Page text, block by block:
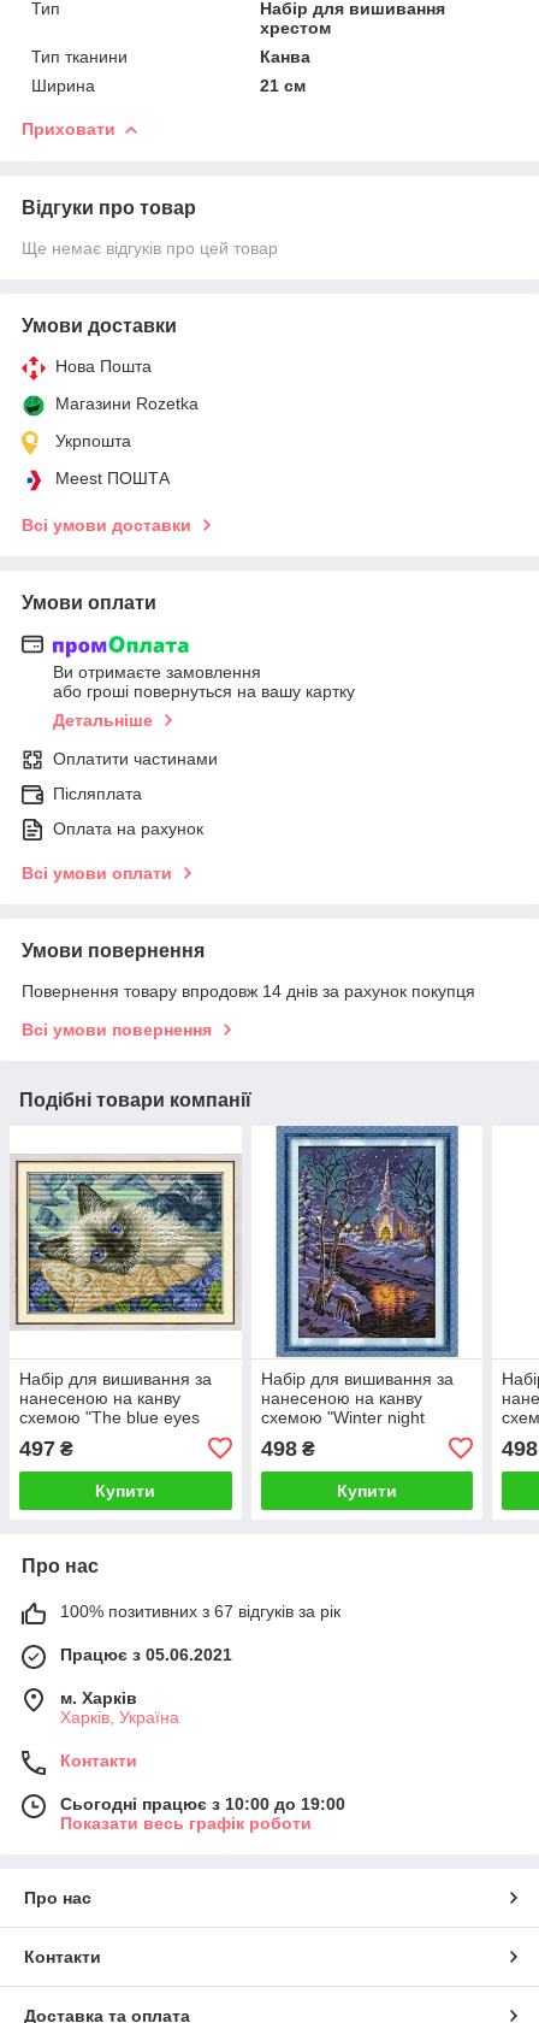
Тип
Набір для вишивання
хрестом
Тип тканини
Канва
Ширина
21 см
Приховати
Відгуки про товар
Ще немає відгуків про цей товар
Умови доставки
Нова Пошта
Магазини Rozetka
Укрпошта
Meest ПОШТА
Всі умови доставки
Умови оплати
Ви отримаєте замовлення
або гроші повернуться на вашу картку
Детальніше
Оплатити частинами
Післяплата
Оплата на рахунок
Всі умови оплати
Умови повернення
Повернення товару впродовж 14 днів за рахунок покупця
Всі умови повернення
Подібні товари компанії
Набір для вишивання за
нанесеною на канву
схемою "The blue eyes
30*21 см
497 ₴
Купити
Набір для вишивання за
нанесеною на канву
схемою "Winter night
printed,21*30см
498₴
Купити
см
498
Про нас
100% позитивних з 67 відгуків за рік
Працює з 05.06.2021
м. Харків
Харків, Україна
Контакти
Сьогодні працює з 10:00 до 19:00
Показати весь графік роботи
Про нас
Контакти
Доставка та оплата